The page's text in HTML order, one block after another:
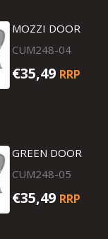
MOZZI DOOR
CUM248-04
€35,49 RRP
GREEN DOOR
CUM248-05
€35,49 RRP